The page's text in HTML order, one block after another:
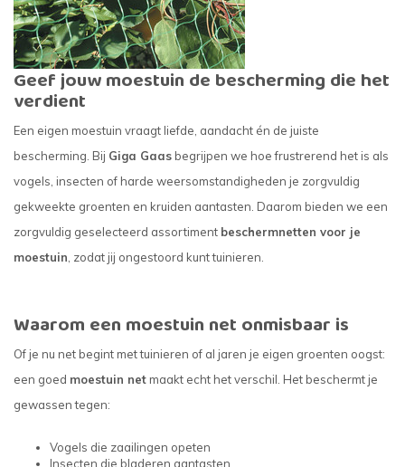
Geef jouw moestuin de bescherming die het
verdient
Een eigen moestuin vraagt liefde, aandacht én de juiste
bescherming. Bij Giga Gaas begrijpen we hoe frustrerend het is als
vogels, insecten of harde weersomstandigheden je zorgvuldig
gekweekte groenten en kruiden aantasten. Daarom bieden we een
zorgvuldig geselecteerd assortiment beschermnetten voor je
moestuin , zodat jij ongestoord kunt tuinieren.
Waarom een moestuin net onmisbaar is
Of je nu net begint met tuinieren of al jaren je eigen groenten oogst:
een goed moestuin netmaakt echt het verschil. Het beschermt je
gewassen tegen:
Vogels die zaailingen opeten
Insecten die bladeren aantasten